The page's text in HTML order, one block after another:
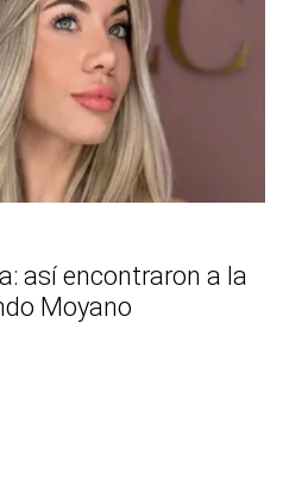
así encontraron a la
Moyano